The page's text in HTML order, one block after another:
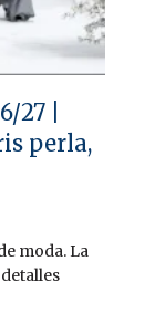
27 |
perla,
moda. La